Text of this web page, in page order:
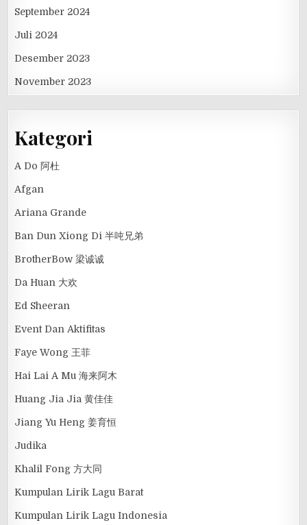
September 2024
Juli 2024
Desember 2023
November 2023
Kategori
A Do 阿杜
Afgan
Ariana Grande
Ban Dun Xiong Di 半吨兄弟
BrotherBow 梁诚诚
Da Huan 大欢
Ed Sheeran
Event Dan Aktifitas
Faye Wong 王菲
Hai Lai A Mu 海来阿木
Huang Jia Jia 黄佳佳
Jiang Yu Heng 姜育恒
Judika
Khalil Fong 方大同
Kumpulan Lirik Lagu Barat
Kumpulan Lirik Lagu Indonesia